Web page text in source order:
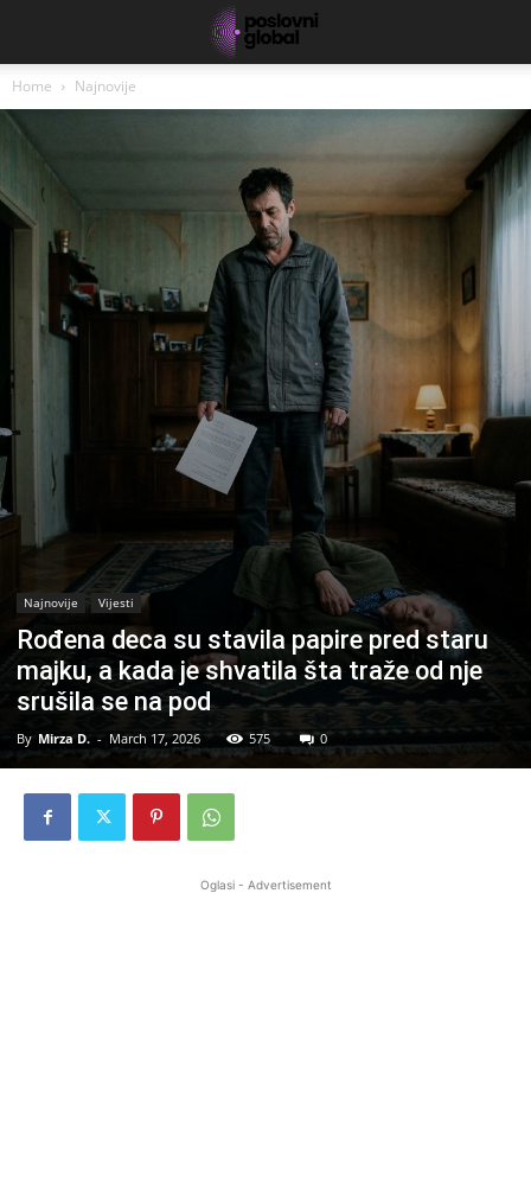
Home Najnovije
Najnovije Vijesti
Rođena deca su stavila papire pred staru
majku, a kada je shvatila šta traže od nje
srušila se na pod
By Mirza D. - March 17, 2026 575 0
Oglasi - Advertisement